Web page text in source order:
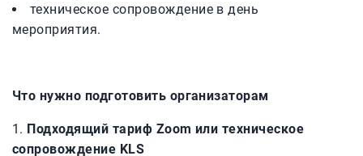
техническое сопровождение в день
мероприятия.
Что нужно подготовить организаторам
Подходящий тариф Zoom или техническое
сопровождение KLS